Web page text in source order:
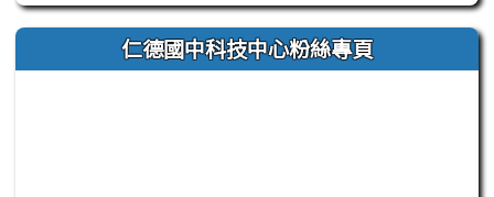
此為臺南市立仁德國中官方 Facebook 粉絲專頁嵌入區塊
仁德國中科技中心粉絲專頁